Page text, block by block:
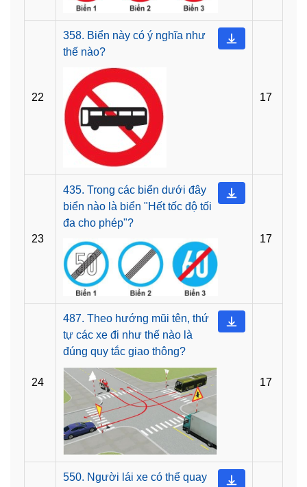
22
358. Biển này có ý nghĩa như
thế nào?
17
23
435. Trong các biển dưới đây
biển nào là biển "Hết tốc độ tối
đa cho phép"?
17
24
487. Theo hướng mũi tên, thứ
tự các xe đi như thế nào là
đúng quy tắc giao thông?
17
550. Người lái xe có thể quay